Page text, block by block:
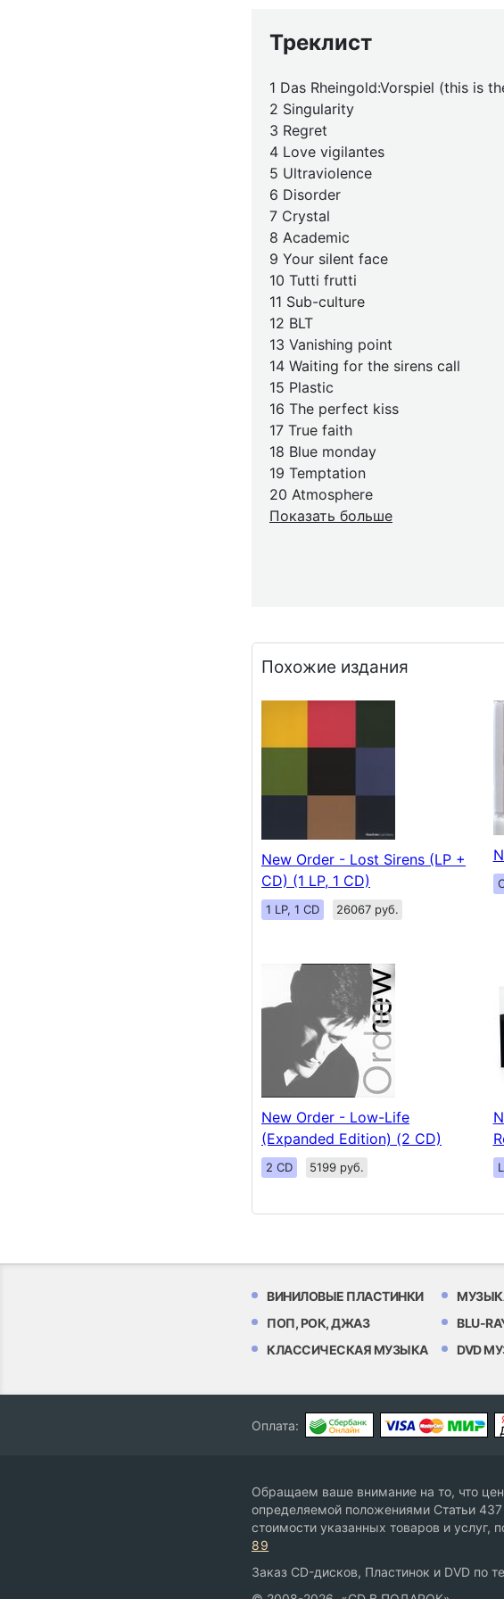
Треклист
1 Das Rheingold:Vorspiel (this is
2 Singularity
3 Regret
4 Love vigilantes
5 Ultraviolence
6 Disorder
7 Crystal
8 Academic
9 Your silent face
10 Tutti frutti
11 Sub-culture
12 BLT
13 Vanishing point
14 Waiting for the sirens call
15 Plastic
16 The perfect kiss
17 True faith
18 Blue monday
19 Temptation
20 Atmosphere
Показать больше
Похожие издания
New Order - Lost Sirens (LP +
CD) (1 LP, 1 CD)
1 LP, 1 CD 26067 руб.
New Order - Low-Life
(Expanded Edition) (2 CD)
2 CD 5199 руб.
ВИНИЛОВЫЕ ПЛАСТИНКИ
ПОП, РОК, ДЖАЗ
КЛАССИЧЕСКАЯ МУЗЫКА
BLU-
DVD
Оплата:
Обращаем ваше внимание на то, что
определяемой положениями Статьи
стоимости указанных товаров и услуг,
89
Заказ CD-дисков, Пластинок и DVD по